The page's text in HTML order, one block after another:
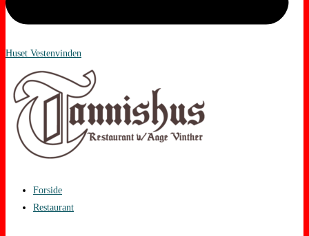
Huset Vestenvinden
Forside
Restaurant